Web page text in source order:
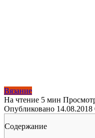
Вязание
На чтение 5 мин
Опубликовано 14.08.2018
Содержание